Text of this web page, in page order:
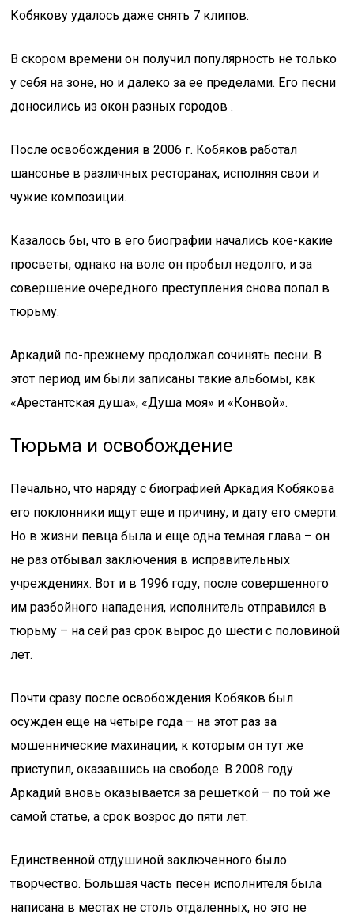
Кобякову удалось даже снять 7 клипов.
В скором времени он получил популярность не только
у себя на зоне, но и далеко за ее пределами. Его песни
доносились из окон разных городов .
После освобождения в 2006 г. Кобяков работал
шансонье в различных ресторанах, исполняя свои и
чужие композиции.
Казалось бы, что в его биографии начались кое-какие
просветы, однако на воле он пробыл недолго, и за
совершение очередного преступления снова попал в
тюрьму.
Аркадий по-прежнему продолжал сочинять песни. В
этот период им были записаны такие альбомы, как
«Арестантская душа», «Душа моя» и «Конвой».
Тюрьма и освобождение
Печально, что наряду с биографией Аркадия Кобякова
его поклонники ищут еще и причину, и дату его смерти.
Но в жизни певца была и еще одна темная глава – он
не раз отбывал заключения в исправительных
учреждениях. Вот и в 1996 году, после совершенного
им разбойного нападения, исполнитель отправился в
тюрьму – на сей раз срок вырос до шести с половиной
лет.
Почти сразу после освобождения Кобяков был
осужден еще на четыре года – на этот раз за
мошеннические махинации, к которым он тут же
приступил, оказавшись на свободе. В 2008 году
Аркадий вновь оказывается за решеткой – по той же
самой статье, а срок возрос до пяти лет.
Единственной отдушиной заключенного было
творчество. Большая часть песен исполнителя была
написана в местах не столь отдаленных, но это не